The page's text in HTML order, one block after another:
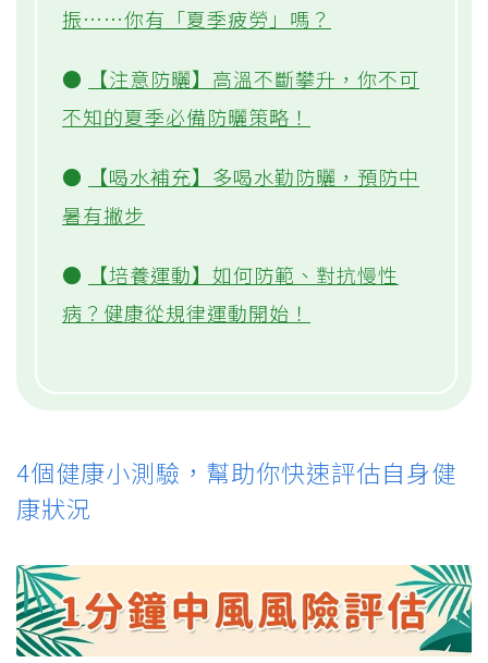
振……你有「夏季疲勞」嗎？
●
【注意防曬】高溫不斷攀升，你不可
不知的夏季必備防曬策略！
●
【喝水補充】多喝水勤防曬，預防中
暑有撇步
●
【培養運動】如何防範、對抗慢性
病？健康從規律運動開始！
4個健康小測驗，幫助你快速評估自身健
康狀況